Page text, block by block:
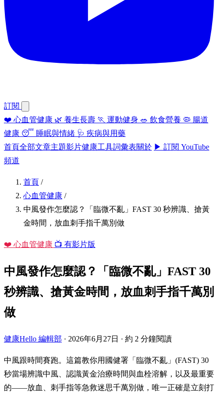
訂閱
❤️ 心血管健康 🌿 養生長壽 🏃 運動健身 🥗 飲食營養 🦠 腸道
健康 😴 睡眠與情緒 🩺 疾病與用藥
首頁全部文章主題影片健康工具詞彙表關於 ▶ 訂閱 YouTube
頻道
首頁 /
心血管健康 /
中風發作怎麼認？「臨微不亂」FAST 30 秒辨識、搶黃
金時間，放血刺手指千萬別做
❤️ 心血管健康 📺 有影片版
中風發作怎麼認？「臨微不亂」FAST 30
秒辨識、搶黃金時間，放血刺手指千萬別
做
健康Hello 編輯部 · 2026年6月27日 · 約 2 分鐘閱讀
中風跟時間賽跑。這篇教你用國健署「臨微不亂」(FAST) 30
秒當場辨識中風、認識黃金治療時間與血栓溶解，以及最重要
的——放血、刺手指等急救迷思千萬別做，唯一正確是立刻打